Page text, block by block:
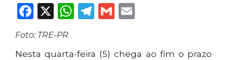
Facebook
X WhatsApp
Telegram
Gmail
Foto: TRE-PR
Nesta quarta-feira (5) chega ao fim o prazo